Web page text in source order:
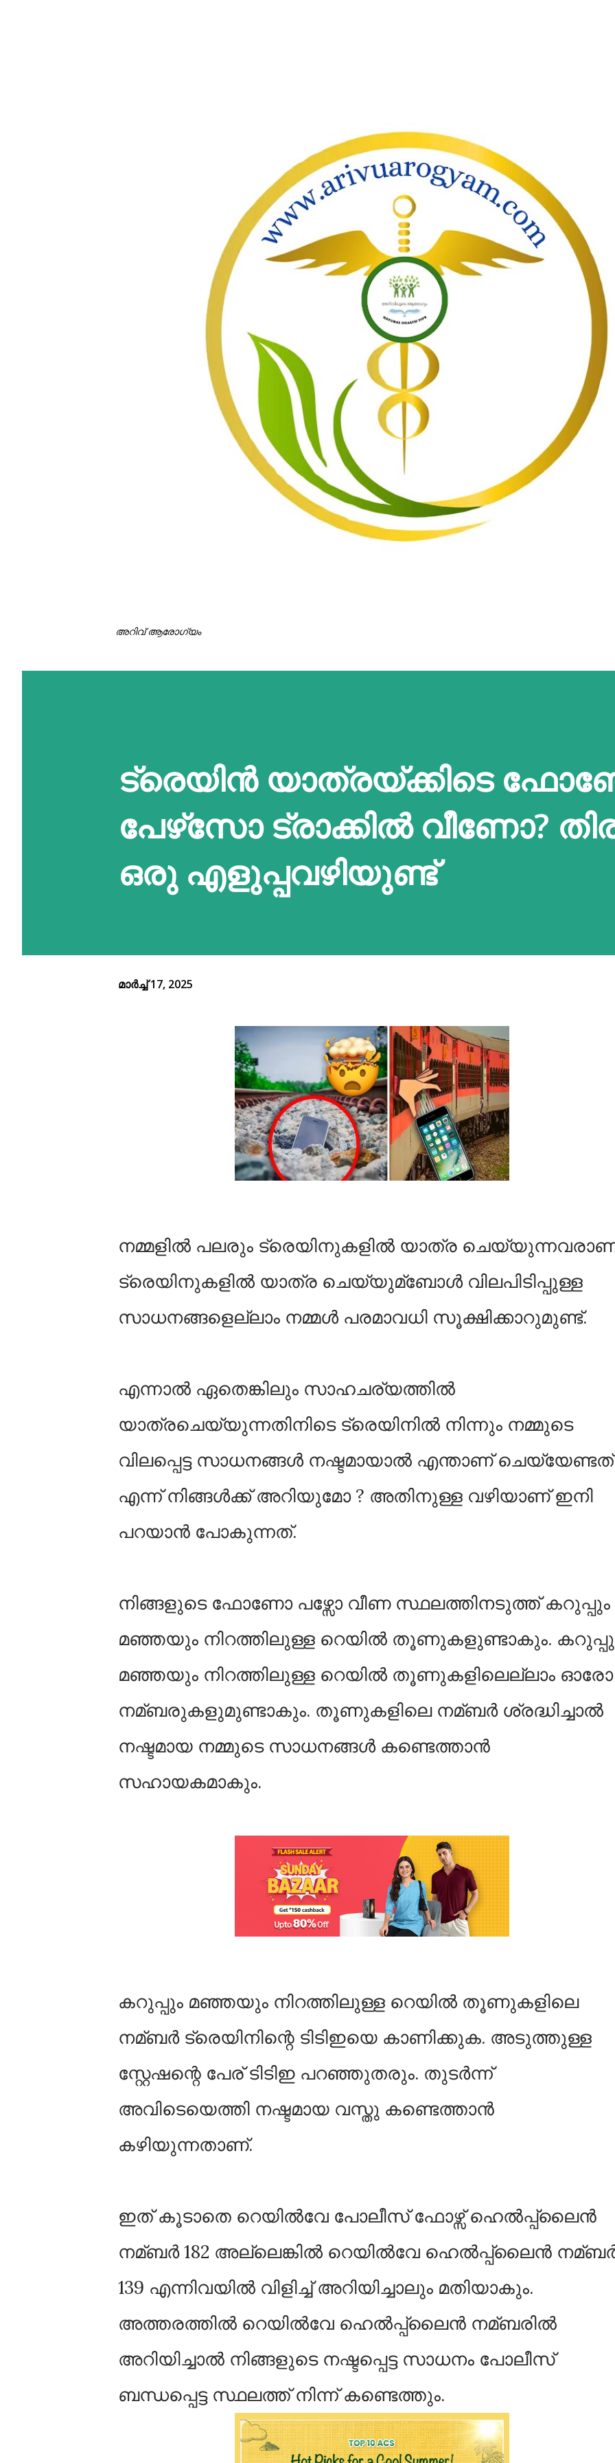
അറിവ് ആരോഗ്യം
ട്രെയിന്‍ യാത്രയ്ക്കിടെ
പേഴ്‌സോ ട്രാക്കില്‍ വീണോ?
ഒരു എളുപ്പവഴിയുണ്ട്
മാർച്ച് 17, 2025
നമ്മളില്‍ പലരും ട്രെയിനുകളില്‍ യാത്ര
ട്രെയിനുകളില്‍ യാത്ര ചെയ്യുമ്ബോള്‍ വിലപിടിപ്പുള്ള
സാധനങ്ങളെല്ലാം നമ്മള്‍ പരമാവധി സൂക്ഷിക്കാറുമുണ്ട്.
എന്നാല്‍ ഏതെങ്കിലും സാഹചര്യത്തില്‍
യാത്രചെയ്യുന്നതിനിടെ ട്രെയിനില്‍ നിന്നും നമ്മുടെ
വിലപ്പെട്ട സാധനങ്ങള്‍ നഷ്ടമായാല്‍ എന്താണ് ചെയ്യേണ്ടത്
എന്ന് നിങ്ങള്‍ക്ക് അറിയുമോ ? അതിനുള്ള വ‍ഴിയാണ് ഇനി
പറയാന്‍ പോകുന്നത്.
നിങ്ങളുടെ ഫോണോ പഴ്സോ വീണ സ്ഥലത്തിനടുത്ത് കറുപ്പും
മഞ്ഞയും നിറത്തിലുള്ള റെയില്‍ തൂണുകളുണ്ടാകും.
മഞ്ഞയും നിറത്തിലുള്ള റെയില്‍ തൂണുകളിലെല്ലാം ഓരോ
നമ്ബരുകളുമുണ്ടാകും. തൂണുകളിലെ നമ്ബര്‍ ശ്രദ്ധിച്ചാല്‍
നഷ്ടമായ നമ്മുടെ സാധനങ്ങള്‍ കണ്ടെത്താന്‍
സഹായകമാകും.
കറുപ്പും മഞ്ഞയും നിറത്തിലുള്ള റെയില്‍ തൂണുകളിലെ
നമ്ബര്‍ ട്രെയിനിന്റെ ടിടിഇയെ കാണിക്കുക. അടുത്തുള്ള
സ്റ്റേഷന്റെ പേര് ടിടിഇ പറഞ്ഞുതരും. തുടര്‍ന്ന്
അവിടെയെത്തി നഷ്ടമായ വസ്തു കണ്ടെത്താന്‍
കഴിയുന്നതാണ്.
ഇത് കൂടാതെ റെയില്‍വേ പോലീസ് ഫോഴ്സ് ഹെല്‍പ്പ്ലൈന്‍
നമ്ബര്‍ 182 അല്ലെങ്കില്‍ റെയില്‍വേ ഹെല്‍പ്പ്ലൈന്‍
139 എന്നിവയില്‍ വിളിച്ച്‌ അറിയിച്ചാലും മതിയാകും.
അത്തരത്തില്‍ റെയില്‍വേ ഹെല്‍പ്പ്ലൈന്‍ നമ്ബരില്‍
അറിയിച്ചാല്‍ നിങ്ങളുടെ നഷ്ടപ്പെട്ട സാധനം പോലീസ്
ബന്ധപ്പെട്ട സ്ഥലത്ത് നിന്ന് കണ്ടെത്തും.